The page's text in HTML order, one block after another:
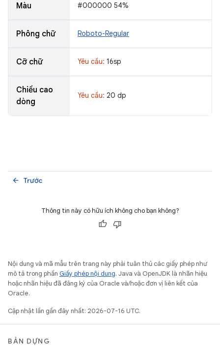
Màu #000000 54%
Phông chữ Roboto-Regular
Cỡ chữ Yêu cầu: 16sp
Chiều cao
dòng
Yêu cầu: 20 dp
Trước
arrow_back
Thông tin này có hữu ích không cho bạn không?
Nội dung và mã mẫu trên trang này phải tuân thủ các giấy phép như
mô tả trong phần Giấy phép nội dung. Java và OpenJDK là nhãn hiệu
hoặc nhãn hiệu đã đăng ký của Oracle và/hoặc đơn vị liên kết của
Oracle.
Cập nhật lần gần đây nhất: 2026-07-16 UTC.
BẢN DỰNG